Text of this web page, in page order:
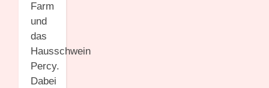
Farm
und
das
Hausschwein
Percy.
Dabei